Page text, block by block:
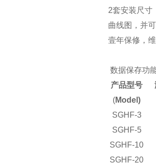
2套安装尺寸
曲线图，并
壹年保修，
数据保存功
产品型号
(Model)
SGHF-3
SGHF-5
SGHF-10
SGHF-20